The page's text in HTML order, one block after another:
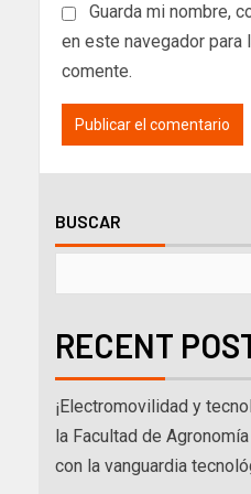
Guarda mi nombre,
en este navegador para
comente.
BUSCAR
RECENT
¡Electromovilidad y
la Facultad de
con la vanguardia